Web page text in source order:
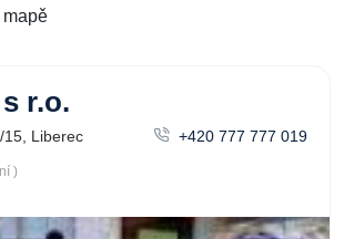
r.o.
15, Liberec
+420 777 777 019
)